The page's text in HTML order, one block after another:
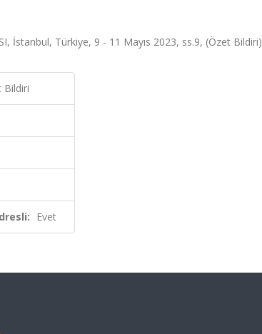
İstanbul, Türkiye, 9 - 11 Mayıs 2023, ss.9, (Özet Bildiri)
Bildiri
Evet